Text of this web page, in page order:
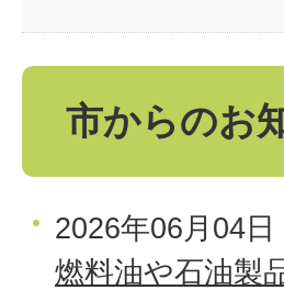
市からのお
2026年06月04日
燃料油や石油製